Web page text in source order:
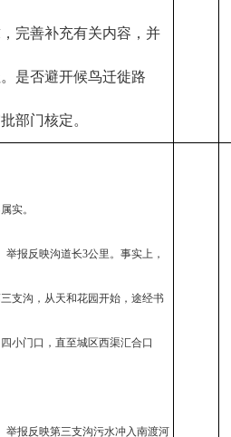
完善补充有关内容，并
是否避开候鸟迁徙路
部门核定。
实。
报反映沟道长3公里。事实上，
支沟，从天和花园开始，途经书
小门口，直至城区西渠汇合口
举报反映第三支沟污水冲入南渡河